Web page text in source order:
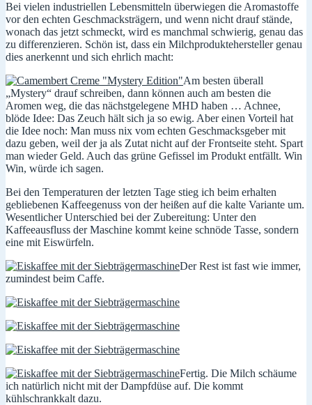
Bei vielen industriellen Lebensmitteln überwiegen die Aromastoffe
vor den echten Geschmacksträgern, und wenn nicht drauf stände,
wonach das jetzt schmeckt, wird es manchmal schwierig, genau das
zu differenzieren. Schön ist, dass ein Milchproduktehersteller genau
dies anerkennt und sich ehrlich macht:
Am besten überall
„Mystery“ drauf schreiben, dann können auch am besten die
Aromen weg, die das nächstgelegene MHD haben … Achnee,
blöde Idee: Das Zeuch hält sich ja so ewig. Aber einen Vorteil hat
die Idee noch: Man muss nix vom echten Geschmacksgeber mit
dazu geben, weil der ja als Zutat nicht auf der Frontseite steht. Spart
man wieder Geld. Auch das grüne Gefissel im Produkt entfällt. Win
Win, würde ich sagen.
Bei den Temperaturen der letzten Tage stieg ich beim erhalten
gebliebenen Kaffeegenuss von der heißen auf die kalte Variante um.
Wesentlicher Unterschied bei der Zubereitung: Unter den
Kaffeeausfluss der Maschine kommt keine schnöde Tasse, sondern
eine mit Eiswürfeln.
Der Rest ist fast wie immer,
zumindest beim Caffe.
Fertig. Die Milch schäume
ich natürlich nicht mit der Dampfdüse auf. Die kommt
kühlschrankkalt dazu.